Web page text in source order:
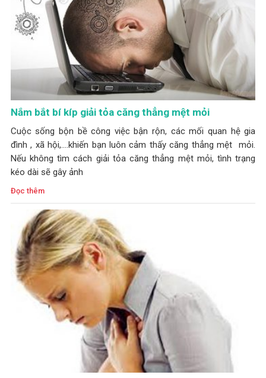
Nắm bắt bí kíp giải tỏa căng thẳng mệt mỏi
Cuộc sống bộn bề công việc bận rộn, các mối quan hệ gia
đình , xã hội,....khiến bạn luôn cảm thấy căng thẳng mệt mỏi.
Nếu không tìm cách giải tỏa căng thẳng mệt mỏi, tình trạng
kéo dài sẽ gây ảnh
Đọc thêm